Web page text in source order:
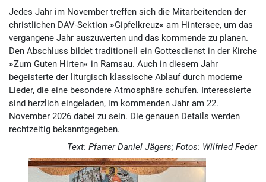
Jedes Jahr im November treffen sich die Mitarbeitenden der
christlichen DAV-Sektion »Gipfelkreuz« am Hintersee, um das
vergangene Jahr auszuwerten und das kommende zu planen.
Den Abschluss bildet traditionell ein Gottesdienst in der Kirche
»Zum Guten Hirten« in Ramsau. Auch in diesem Jahr
begeisterte der liturgisch klassische Ablauf durch moderne
Lieder, die eine besondere Atmosphäre schufen. Interessierte
sind herzlich eingeladen, im kommenden Jahr am 22.
November 2026 dabei zu sein. Die genauen Details werden
rechtzeitig bekanntgegeben.
Text: Pfarrer Daniel Jägers; Fotos: Wilfried Feder